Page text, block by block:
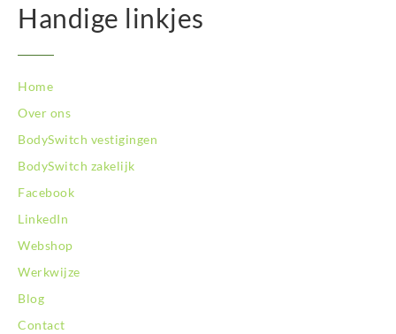
Handige linkjes
Home
Over ons
BodySwitch vestigingen
BodySwitch zakelijk
Facebook
LinkedIn
Webshop
Werkwijze
Blog
Contact